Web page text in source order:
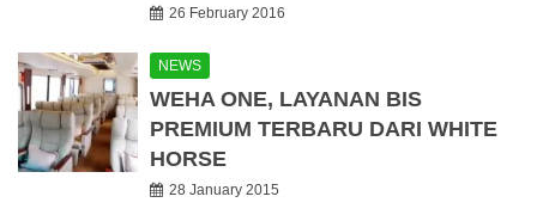
26 February 2016
NEWS
WEHA ONE, LAYANAN BIS
PREMIUM TERBARU DARI WHITE
HORSE
28 January 2015